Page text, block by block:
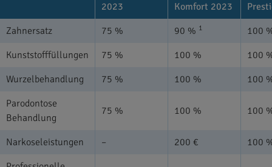
2023
Komfort 2023
Zahnersatz
75 % 90 % 1
100
Kunststofffüllungen
75 % 100 %
100
Wurzelbehandlung
75 % 100 %
100
Parodontose
Behandlung
75 % 100 % 100
Narkoseleistungen – 200 €
100